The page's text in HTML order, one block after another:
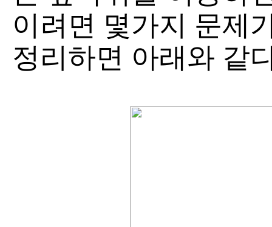
이려면 몇가지 문제
정리하면 아래와 같